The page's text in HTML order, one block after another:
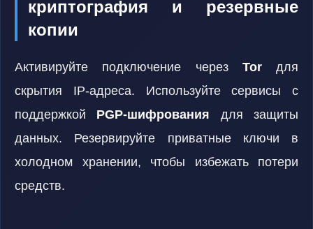
криптография и резервные
копии
Активируйте подключение через Torдля
скрытия IP-адреса. Используйте сервисы с
поддержкой PGP-шифрования для защиты
данных. Резервируйте приватные ключи в
холодном хранении, чтобы избежать потери
средств.